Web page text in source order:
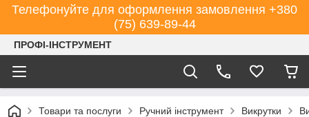
Телефонуйте для оформлення замовлення +380
(75) 639-89-44
ПРОФІ-ІНСТРУМЕНТ
Товари та послуги Ручний інструмент Викрутки